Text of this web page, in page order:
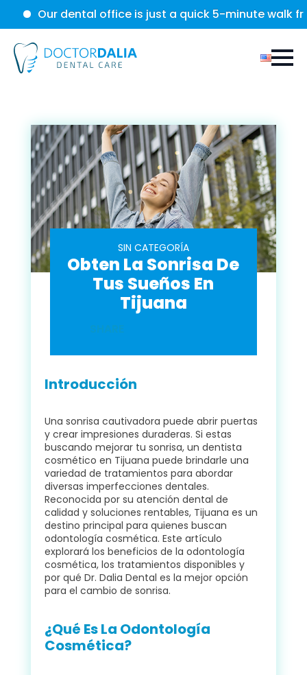
dental office is just a quick 5-minute walk from the
SIN CATEGORÍA
Obten La Sonrisa De
Tus Sueños En
Tijuana
Introducción
Una sonrisa cautivadora puede abrir puertas
y crear impresiones duraderas. Si estas
buscando mejorar tu sonrisa, un dentista
cosmético en Tijuana puede brindarle una
variedad de tratamientos para abordar
diversas imperfecciones dentales.
Reconocida por su atención dental de
calidad y soluciones rentables, Tijuana es un
destino principal para quienes buscan
odontología cosmética. Este artículo
explorará los beneficios de la odontología
cosmética, los tratamientos disponibles y
por qué Dr. Dalia Dental es la mejor opción
para el cambio de sonrisa.
¿Qué Es La Odontología
Cosmética?